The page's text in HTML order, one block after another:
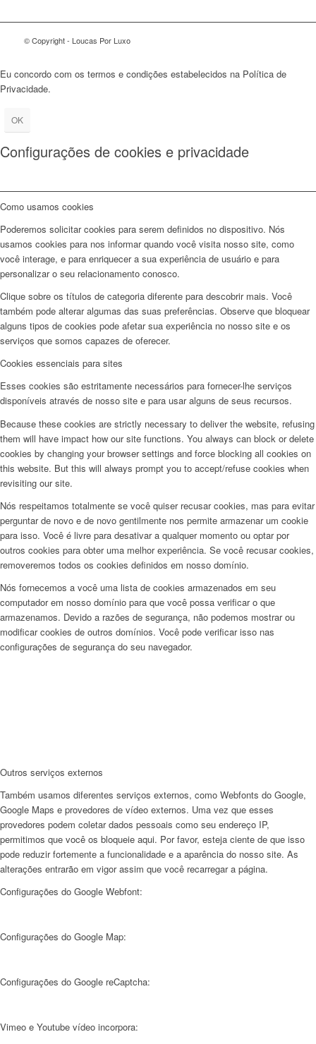
© Copyright - Loucas Por Luxo
Eu concordo com os termos e condições estabelecidos na Política de
Privacidade.
OK
Configurações de cookies e privacidade
Como usamos cookies
Poderemos solicitar cookies para serem definidos no dispositivo. Nós
usamos cookies para nos informar quando você visita nosso site, como
você interage, e para enriquecer a sua experiência de usuário e para
personalizar o seu relacionamento conosco.
Clique sobre os títulos de categoria diferente para descobrir mais. Você
também pode alterar algumas das suas preferências. Observe que bloquear
alguns tipos de cookies pode afetar sua experiência no nosso site e os
serviços que somos capazes de oferecer.
Cookies essenciais para sites
Esses cookies são estritamente necessários para fornecer-lhe serviços
disponíveis através de nosso site e para usar alguns de seus recursos.
Because these cookies are strictly necessary to deliver the website, refusing
them will have impact how our site functions. You always can block or delete
cookies by changing your browser settings and force blocking all cookies on
this website. But this will always prompt you to accept/refuse cookies when
revisiting our site.
Nós respeitamos totalmente se você quiser recusar cookies, mas para evitar
perguntar de novo e de novo gentilmente nos permite armazenar um cookie
para isso. Você é livre para desativar a qualquer momento ou optar por
outros cookies para obter uma melhor experiência. Se você recusar cookies,
removeremos todos os cookies definidos em nosso domínio.
Nós fornecemos a você uma lista de cookies armazenados em seu
computador em nosso domínio para que você possa verificar o que
armazenamos. Devido a razões de segurança, não podemos mostrar ou
modificar cookies de outros domínios. Você pode verificar isso nas
configurações de segurança do seu navegador.
Outros serviços externos
Também usamos diferentes serviços externos, como Webfonts do Google,
Google Maps e provedores de vídeo externos. Uma vez que esses
provedores podem coletar dados pessoais como seu endereço IP,
permitimos que você os bloqueie aqui. Por favor, esteja ciente de que isso
pode reduzir fortemente a funcionalidade e a aparência do nosso site. As
alterações entrarão em vigor assim que você recarregar a página.
Configurações do Google Webfont:
Configurações do Google Map:
Configurações do Google reCaptcha:
Vimeo e Youtube vídeo incorpora: